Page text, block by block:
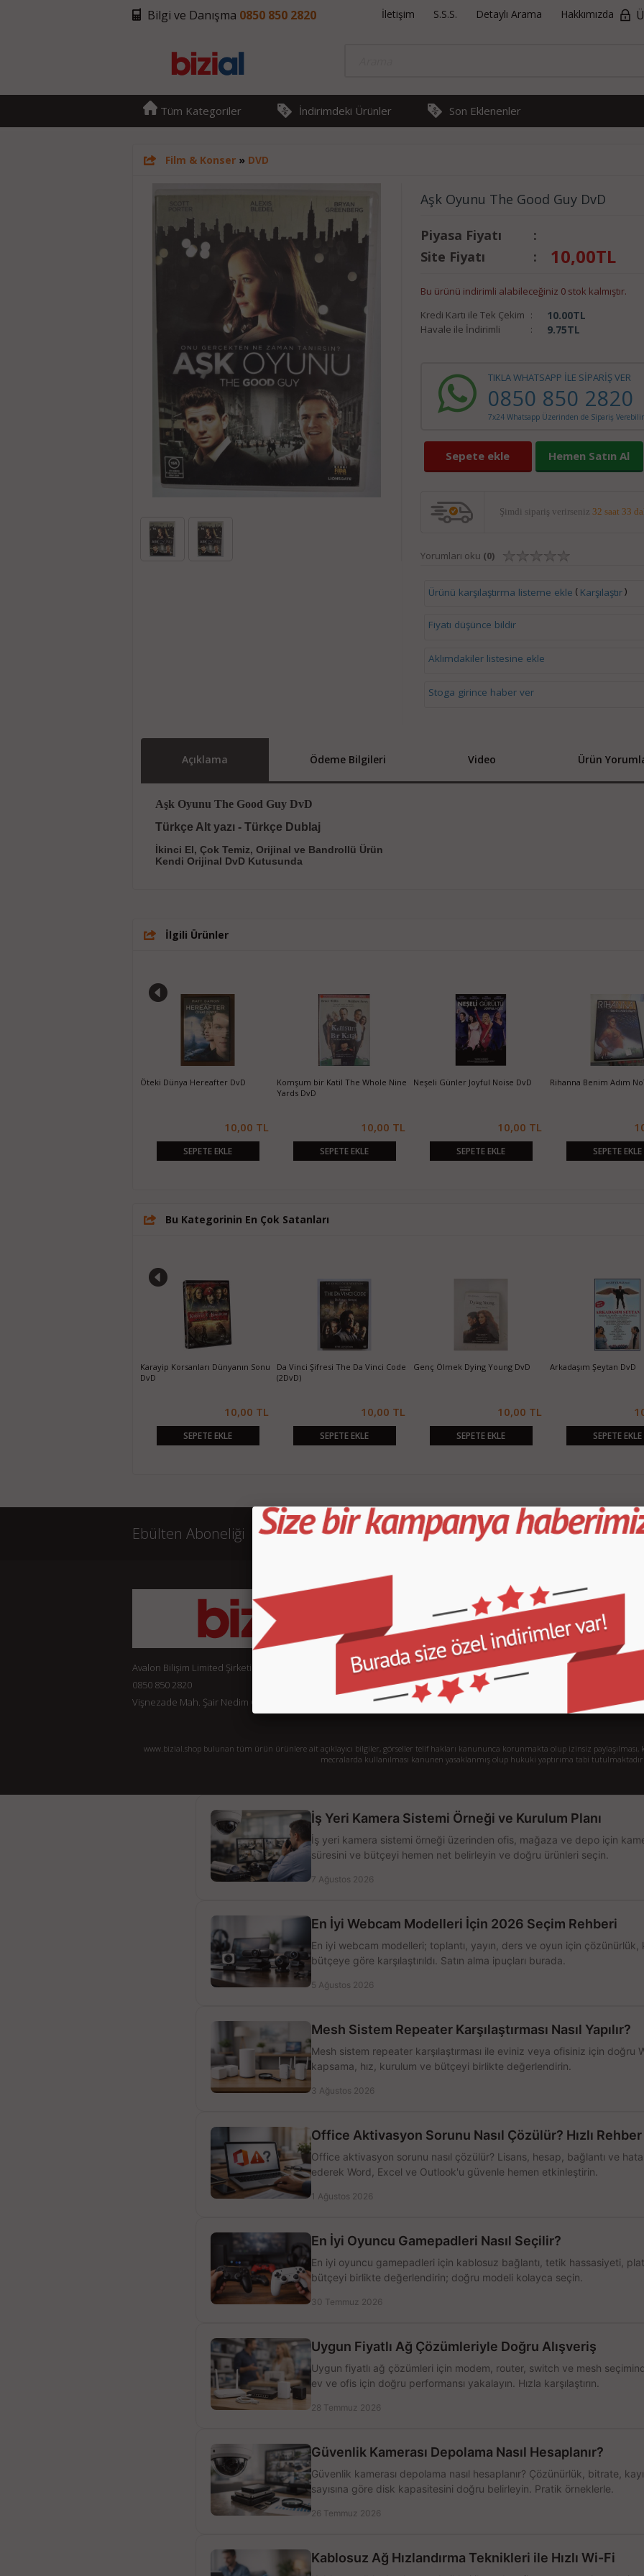
Bilgi ve Danışma 0850 850 2820 İletişim S.S.S. Detaylı Arama Hakkımızda
Tüm Kategoriler İndirimdeki Ürünler Son Eklenenler
Film & Konser» DVD
Aşk Oyunu The Good Guy DvD
Piyasa Fiyatı
:
Site Fiyatı
: 10,00TL
Bu ürünü indirimli alabileceğiniz 0 stok kalmıştır.
Kredi Kartı ile Tek Çekim : 10.00TL
Havale ile İndirimli : 9.75TL
TIKLA WHATSAPP İLE SİPARİŞ VER
0850 850 2820
7x24 Whatsapp Üzerinden de Sipariş
Sepete ekle Hemen Satın Al
Şimdi sipariş verirseniz 32 saat 33
Yorumları oku (0)
Ürünü karşılaştırma listeme ekle ( Karşılaştır)
Fiyatı düşünce bildir
Aklımdakiler listesine ekle
Stoga girince haber ver
Açıklama Ödeme Bilgileri Video Ürün
Aşk Oyunu The Good Guy DvD
Türkçe Alt yazı - Türkçe Dublaj
İkinci El, Çok Temiz, Orijinal ve Bandrollü Ürün
Kendi Orijinal DvD Kutusunda
İlgili Ürünler
Öteki Dünya Hereafter DvD
10,00 TL
SEPETE EKLE
Komşum bir Katil The Whole Nine
Yards DvD
10,00 TL
SEPETE EKLE
Neşeli Günler Joyful Noise DvD
10,00 TL
SEPETE EKLE
Rihanna Benim Adım
SEPETE EKLE
Bu Kategorinin En Çok Satanları
Karayip Korsanları Dünyanın Sonu
DvD
10,00 TL
SEPETE EKLE
Da Vinci Şifresi The Da Vinci Code
(2DvD)
10,00 TL
SEPETE EKLE
Genç Ölmek Dying Young DvD
10,00 TL
SEPETE EKLE
Arkadaşım Şeytan DvD
SEPETE EKLE
Ebülten Aboneliği
Avalon Bilişim Limited Şirketi
0850 850 2820
Vişnezade Mah. Şair Nedim Cad. Konak Ap. No:77/1 Beşiktaş - İstanbul
KURUMSAL
İletişim
Sipariş Takibi
Gizlilik ve Kullanım Şartları
Kargo ve Taşıma Bilgileri
Garanti ve İade
www.bizial.shop bulunan tüm ürün ürünlere ait açıklayıcı bilgiler, görseller telif hakları kanununca korunmakta olup izinsiz paylaşılması,
mecralarda kullanılması kanunen yasaklanmış olup hukuki yaptırıma tabi tutulmaktadır.
İş Yeri Kamera Sistemi Örneği ve Kurulum Planı
İş yeri kamera sistemi örneği üzerinden ofis, mağaza ve depo için
süresini ve bütçeyi hemen net belirleyin ve doğru ürünleri seçin.
7 Ağustos 2026
En İyi Webcam Modelleri İçin 2026 Seçim Rehberi
En iyi webcam modelleri; toplantı, yayın, ders ve oyun için çözünürlük,
bütçeye göre karşılaştırıldı. Satın alma ipuçları burada.
5 Ağustos 2026
Mesh Sistem Repeater Karşılaştırması Nasıl Yapılır?
Mesh sistem repeater karşılaştırması ile eviniz veya ofisiniz için doğru
kapsama, hız, kurulum ve bütçeyi birlikte değerlendirin.
3 Ağustos 2026
Office Aktivasyon Sorunu Nasıl Çözülür? Hızlı Rehber
Office aktivasyon sorunu nasıl çözülür? Lisans, hesap, bağlantı ve hata
ederek Word, Excel ve Outlook'u güvenle hemen etkinleştirin.
1 Ağustos 2026
En İyi Oyuncu Gamepadleri Nasıl Seçilir?
En iyi oyuncu gamepadleri için kablosuz bağlantı, tetik hassasiyeti,
bütçeyi birlikte değerlendirin; doğru modeli kolayca seçin.
30 Temmuz 2026
Uygun Fiyatlı Ağ Çözümleriyle Doğru Alışveriş
Uygun fiyatlı ağ çözümleri için modem, router, switch ve mesh
ev ve ofis için doğru performansı yakalayın. Hızla karşılaştırın.
28 Temmuz 2026
Güvenlik Kamerası Depolama Nasıl Hesaplanır?
Güvenlik kamerası depolama nasıl hesaplanır? Çözünürlük, bitrate,
sayısına göre disk kapasitesini doğru belirleyin. Pratik örneklerle.
26 Temmuz 2026
Kablosuz Ağ Hızlandırma Teknikleri ile Hızlı Wi-Fi